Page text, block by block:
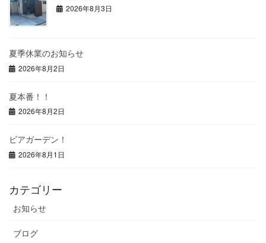
2026年8月3日
夏季休業のお知らせ
2026年8月2日
夏本番！！
2026年8月2日
ビアガーデン！
2026年8月1日
カテゴリー
お知らせ
ブログ